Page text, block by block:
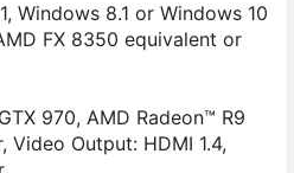
Windows 8.1 or Windows 10
FX 8350 equivalent or
970, AMD Radeon™ R9
Output: HDMI 1.4,